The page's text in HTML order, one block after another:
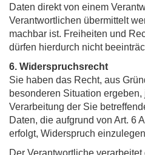
Daten direkt von einem
Verantwortlichen übermittelt
machbar ist. Freiheiten und
dürfen hierdurch nicht
6. Widerspruchsrecht
Sie haben das Recht, aus
besonderen Situation
Verarbeitung der Sie
Daten, die aufgrund von Art. 6
erfolgt, Widerspruch